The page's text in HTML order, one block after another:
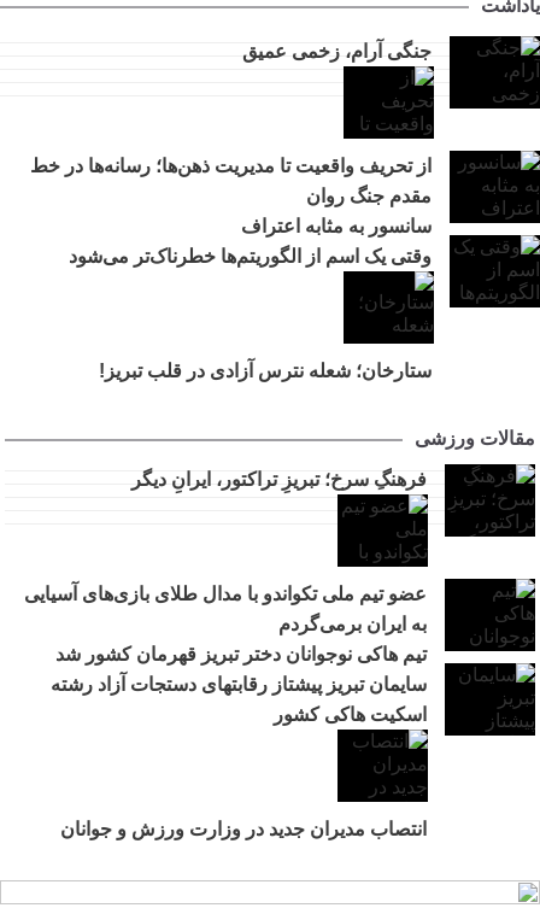
یاداشت
جنگی آرام، زخمی عمیق
از تحریف واقعیت تا مدیریت ذهن‌ها؛ رسانه‌ها در خط
مقدم جنگ روان
سانسور به مثابه اعتراف
وقتی یک اسم از الگوریتم‌ها خطرناک‌تر می‌شود
ستارخان؛ شعله نترس آزادی در قلب تبریز!
مقالات ورزشی
فرهنگِ سرخ؛ تبریزِ تراکتور، ایرانِ دیگر
عضو تیم ملی تکواندو با مدال طلای بازی‌های آسیایی
به ایران برمی‌گردم
تیم هاکی نوجوانان دختر تبریز قهرمان کشور شد
سایمان تبریز پیشتاز رقابتهای دستجات آزاد رشته
اسکیت هاکی کشور
انتصاب مدیران جدید در وزارت ورزش و جوانان